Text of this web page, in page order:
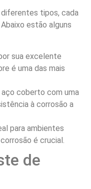
tipos, cada
estão alguns
sua excelente
é uma das mais
coberto com uma
à corrosão a
para ambientes
é crucial.
de